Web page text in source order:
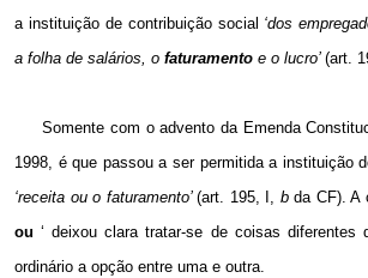
a instituição de contribuição social ‘dos
a folha de salários, o faturamento e o lucro’ (art.
Somente com o advento da Emenda
1998, é que passou a ser permitida a instituição
‘receita ou o faturamento’(art. 195, I, bda CF). A
ou‘ deixou clara tratar-se de coisas diferentes
ordinário a opção entre uma e outra.